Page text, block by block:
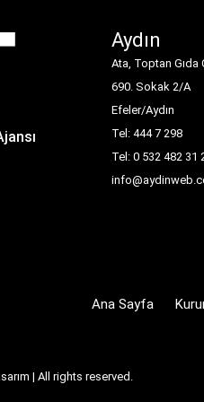
Aydın
Ata, Toptan Gıda
690. Sokak 2/A
Efeler/Aydın
Tel: 444 7 298
Tel: 0 532 482 31
Ana Sayfa
| All rights reserved.